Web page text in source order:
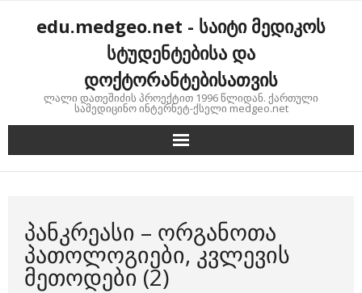
edu.medgeo.net - საიტი მედიკოს
სტუდენტებისა და
დოქტორანტებისათვის
ლალი დათეშიძის პროექტით 1996 წლიდან. ქართული
სამედიცინო ინტერნეტ-ქსელი medgeo.net
ᲞᲐᲜᲙᲠᲔᲐᲡᲘ – ᲝᲠᲒᲐᲜᲝᲗᲐ
ᲞᲐᲗᲝᲚᲝᲒᲘᲔᲑᲘ, ᲙᲕᲚᲔᲕᲘᲡ
ᲛᲔᲗᲝᲓᲔᲑᲘ (2)